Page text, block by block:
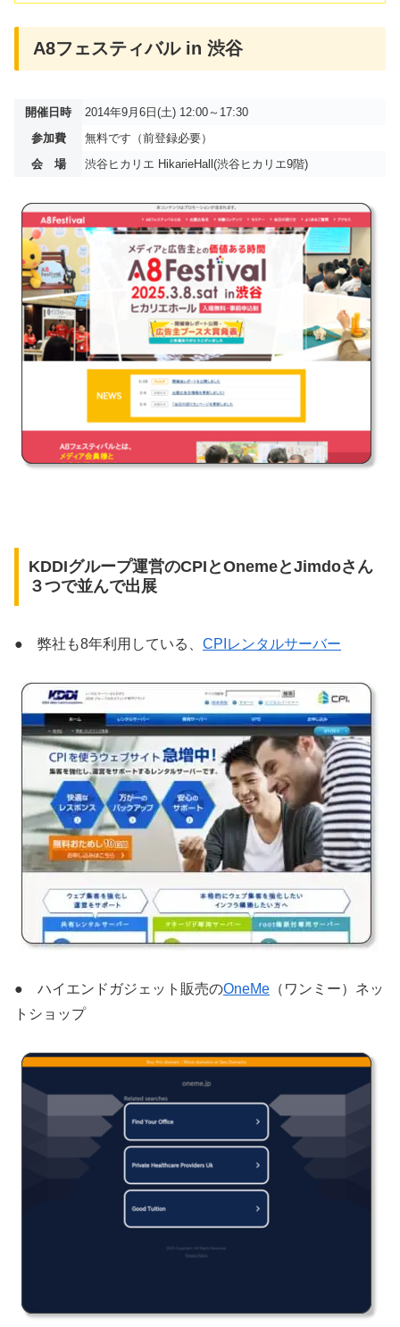
A8フェスティバル in 渋谷
開催日時
2014年9月6日(土) 12:00～17:30
参加費
無料です（前登録必要）
会 場
渋谷ヒカリエ HikarieHall(渋谷ヒカリエ9階)
KDDIグループ運営のCPIとOnemeとJimdoさん
３つで並んで出展
● 弊社も8年利用している、 CPIレンタルサーバー
● ハイエンドガジェット販売のOneMe （ワンミー）ネッ
トショップ